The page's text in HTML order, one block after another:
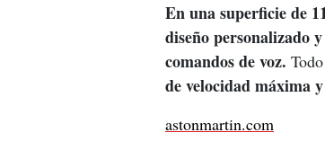
En una superficie de
diseño personalizado
comandos de voz.
de velocidad máxima
astonmartin.com